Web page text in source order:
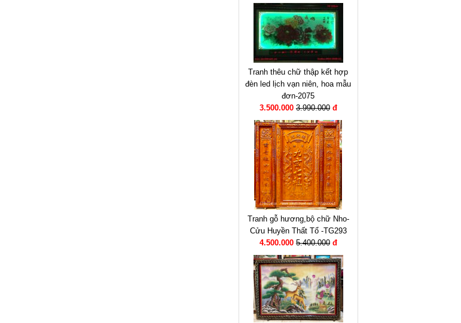
Tranh thêu chữ thập kết hợp
đèn led lịch vạn niên, hoa mẫu
đơn-2075
3.500.000 3.990.000đ
Tranh gỗ hương,bộ chữ Nho-
Cửu Huyền Thất Tổ -TG293
4.500.000 5.400.000đ